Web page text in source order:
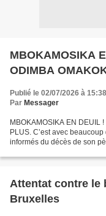
MBOKAMOSIKA
ODIMBA
Publié le 02/07/2026 à 15:38
Par Messager
MBOKAMOSIKA EN DEUIL
PLUS. C’est avec
informés du décès de son
Attentat contre le
Bruxelles